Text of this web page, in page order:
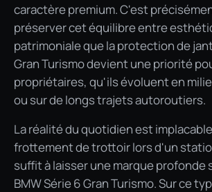
caractère premium. C'est
préserver cet équilibre entre
patrimoniale que la protection de
Gran Turismo devient une priorité
propriétaires, qu'ils évoluent en
ou sur de longs trajets autoroutiers.
La réalité du quotidien est
frottement de trottoir lors d'un
suffit à laisser une marque profonde
BMW Série 6 Gran Turismo. Sur ce